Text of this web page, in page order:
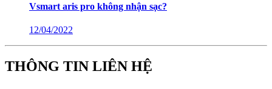
Vsmart aris pro không nhận sạc?
12/04/2022
THÔNG TIN LIÊN HỆ